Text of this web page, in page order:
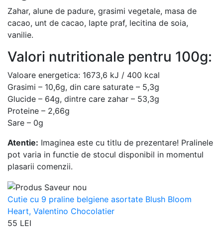
Zahar, alune de padure, grasimi vegetale, masa de
cacao, unt de cacao, lapte praf, lecitina de soia,
vanilie.
Valori nutritionale pentru 100g:
Valoare energetica: 1673,6 kJ / 400 kcal
Grasimi – 10,6g, din care saturate – 5,3g
Glucide – 64g, dintre care zahar – 53,3g
Proteine – 2,66g
Sare – 0g
Atentie: Imaginea este cu titlu de prezentare! Pralinele
pot varia in functie de stocul disponibil in momentul
plasarii comenzii.
Cutie cu 9 praline belgiene asortate Blush Bloom
Heart, Valentino Chocolatier
55 LEI